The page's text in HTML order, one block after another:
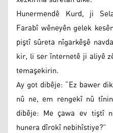
Hunermendê Kurd, ji
Farabî wêneyên gelek
piştî sûreta nîgarkêşê
kir, li ser înternetê ji aliyê
temaşekirin.
Ay got dibêje: “Ez bawer
nû ne, em rengekî nû
dibêje: Me çawa ev tiştî
hunera dîrokî nebihîstiye?”